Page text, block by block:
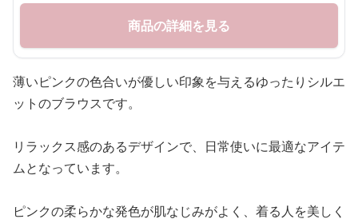
商品の詳細を見る
薄いピンクの色合いが優しい印象を与えるゆったりシルエ
ットのブラウスです。
リラックス感のあるデザインで、日常使いに最適なアイテ
ムとなっています。
ピンクの柔らかな発色が肌なじみがよく、着る人を美しく